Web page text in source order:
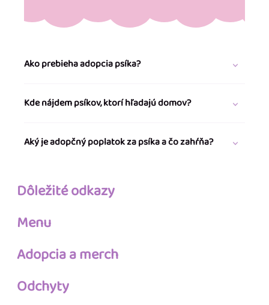
Ako prebieha adopcia psíka?
Kde nájdem psíkov, ktorí hľadajú domov?
Aký je adopčný poplatok za psíka a čo zahŕňa?
Dôležité odkazy
Menu
Adopcia a merch
Odchyty